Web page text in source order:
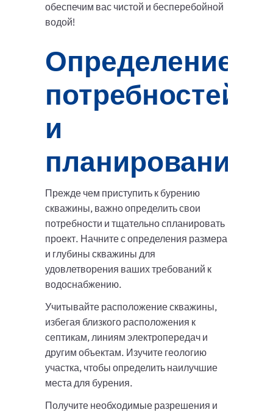
обеспечим вас чистой и бесперебойной
водой!
Определение
потребностей
и
планирование
Прежде чем приступить к бурению
скважины, важно определить свои
потребности и тщательно спланировать
проект. Начните с определения размера
и глубины скважины для
удовлетворения ваших требований к
водоснабжению.
Учитывайте расположение скважины,
избегая близкого расположения к
септикам, линиям электропередач и
другим объектам. Изучите геологию
участка, чтобы определить наилучшие
места для бурения.
Получите необходимые разрешения и